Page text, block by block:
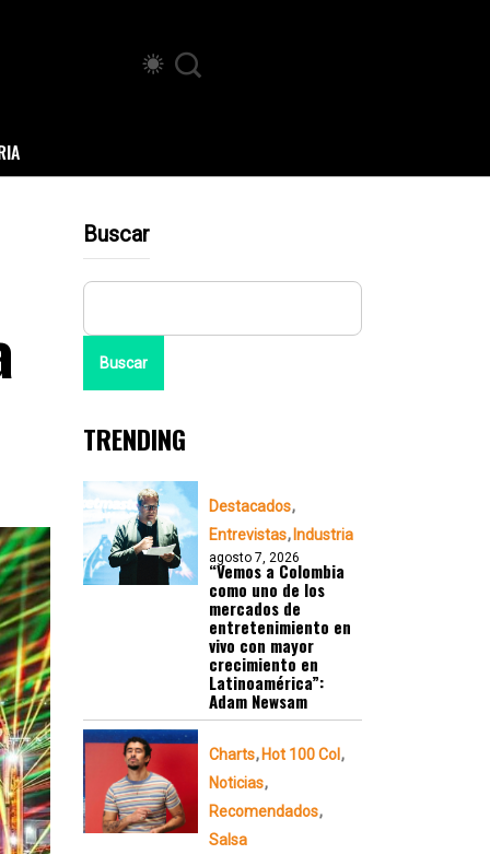
Buscar
Buscar
TRENDING
Destacados
Entrevistas Industria
agosto 7, 2026
“Vemos a Colombia
como uno de los
mercados de
entretenimiento en
vivo con mayor
crecimiento en
Latinoamérica”:
Adam Newsam
Charts Hot 100 Col
Noticias
Recomendados
Salsa